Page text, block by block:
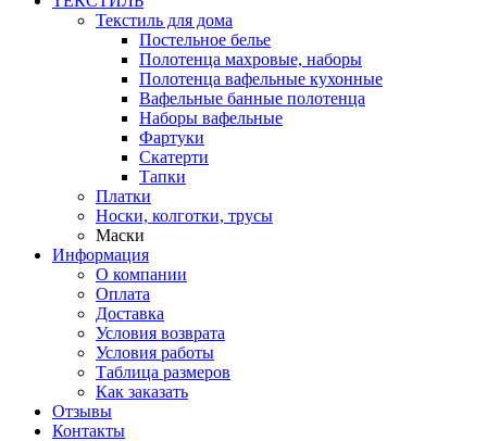
Текстиль для дома
Постельное белье
Полотенца махровые, наборы
Полотенца вафельные кухонные
Вафельные банные полотенца
Наборы вафельные
Фартуки
Скатерти
Тапки
Платки
Носки, колготки, трусы
Маски
Информация
О компании
Оплата
Доставка
Условия возврата
Условия работы
Таблица размеров
Как заказать
Отзывы
Контакты